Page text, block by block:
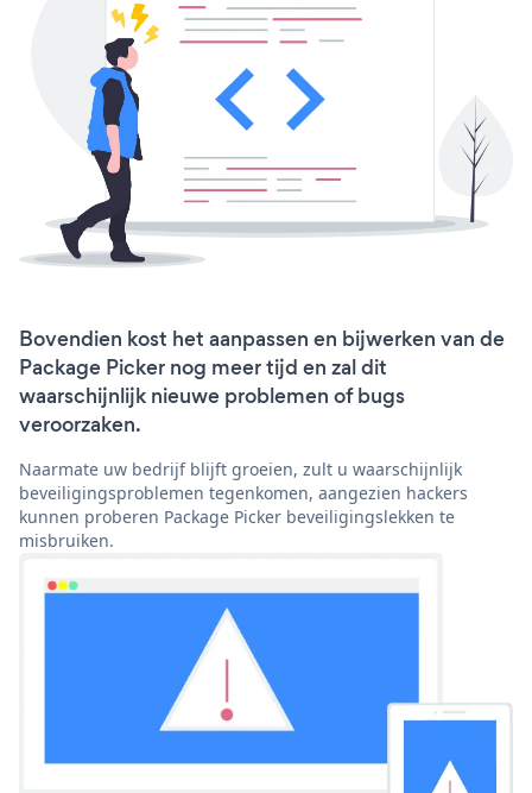
Bovendien kost het aanpassen en bijwerken van de
Package Picker nog meer tijd en zal dit
waarschijnlijk nieuwe problemen of bugs
veroorzaken.
Naarmate uw bedrijf blijft groeien, zult u waarschijnlijk
beveiligingsproblemen tegenkomen, aangezien hackers
kunnen proberen Package Picker beveiligingslekken te
misbruiken.